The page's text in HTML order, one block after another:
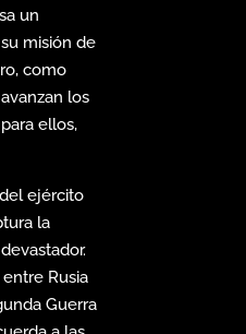
un
misión de
como
los
ellos,
ejército
la
Rusia
Guerra